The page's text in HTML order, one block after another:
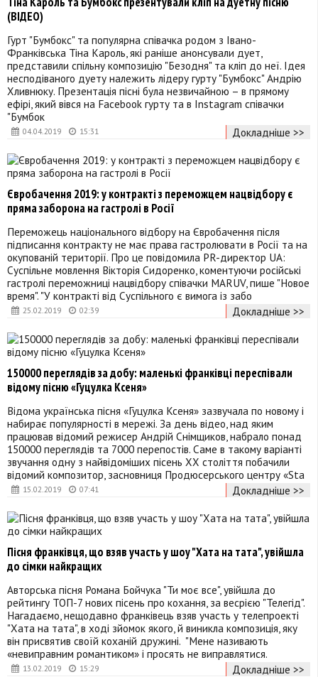
04.04.2019 15:31
(ВІДЕО)
Гурт "Бумбокс" та популярна співачка родом з Івано-
Франківська Тіна Кароль, які раніше анонсували дует,
представили спільну композицію "Безодня" та кліп до неї. Ідея
несподіваного дуету належить лідеру гурту "Бумбокс" Андрію
Хливнюку. Презентація пісні була незвичайною – в прямому
ефірі, який вівся на Facebook гурту та в Instagram співачки
"Бумбок
Докладніше >>
25.02.2019 02:39
Євробачення 2019: у контракті з переможцем нацвідбору є
пряма заборона на гастролі в Росії
Переможець національного відбору на Євробачення після
підписання контракту не має права гастролювати в Росії та на
окупованій території. Про це повідомила PR-директор UA:
Суспільне мовлення Вікторія Сидоренко, коментуючи російські
гастролі переможниці нацвідбору співачки MARUV, пише "Новое
время". "У контракті від Суспільного є вимога із забо
Докладніше >>
15.02.2019 07:41
150000 переглядів за добу: маленькі франківці переспівали
відому пісню «Гуцулка Ксеня»
Відома українська пісня «Гуцулка Ксеня» зазвучала по новому і
набирає популярності в мережі. За день відео, над яким
працював відомий режисер Андрій Снімщиков, набрало понад
150000 переглядів та 7000 перепостів. Саме в такому варіанті
звучання одну з найвідоміших пісень ХХ століття побачили
відомий композитор, засновниця Продюсерського центру «Sta
Докладніше >>
13.02.2019 15:29
Пісня франківця, що взяв участь у шоу "Хата на тата", увійшла
до сімки найкращих
Авторська пісня Романа Бойчука "Ти моє все", увійшла до
рейтингу ТОП-7 нових пісень про кохання, за весрією "Телегід".
Нагадаємо, нещодавно франківець взяв участь у телепроекті
"Хата на тата", в ході зйомок якого, й виникла композиція, яку
він присвятив своїй коханій дружині. "Мене називають
«невиправним романтиком» і просять не виправлятися.
Докладніше >>